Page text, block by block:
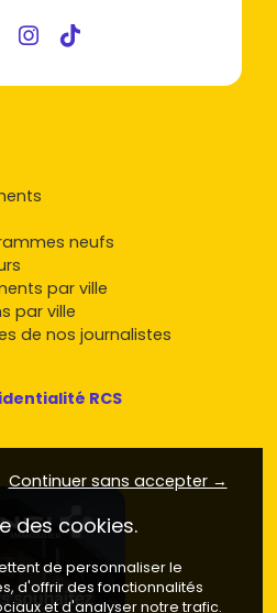
neufs
par ville
par ville
de nos journalistes
RCS
Continuer sans accepter →
des cookies.
de personnaliser le
d'offrir des fonctionnalités
et d'analyser notre trafic.